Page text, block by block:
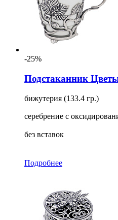
-25%
Подстаканник
бижутерия (133.4 гр.)
серебрение с
без вставок
Подробнее